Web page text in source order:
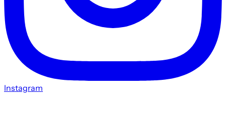
Instagram